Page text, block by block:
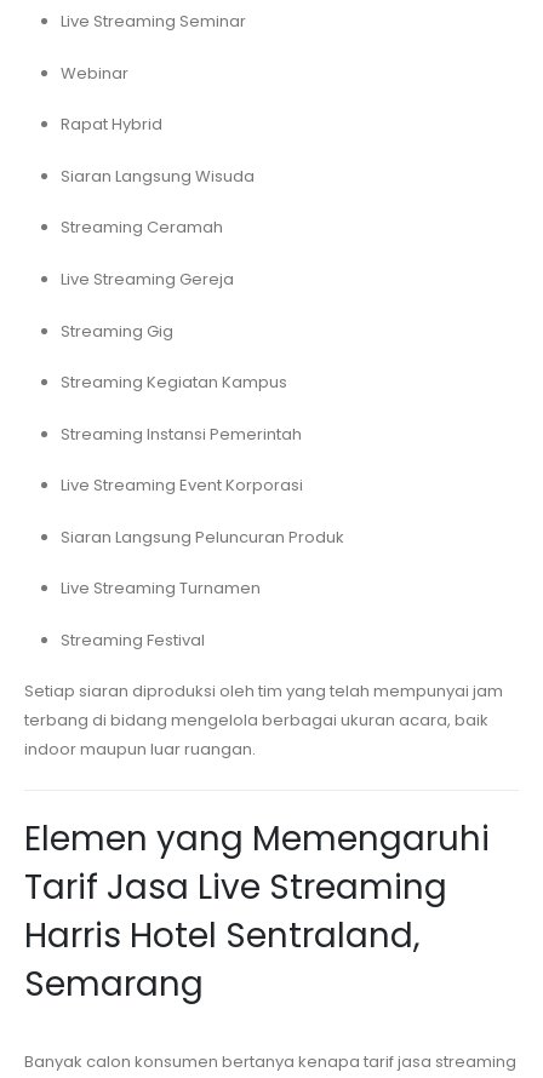
Live Streaming Seminar
Webinar
Rapat Hybrid
Siaran Langsung Wisuda
Streaming Ceramah
Live Streaming Gereja
Streaming Gig
Streaming Kegiatan Kampus
Streaming Instansi Pemerintah
Live Streaming Event Korporasi
Siaran Langsung Peluncuran Produk
Live Streaming Turnamen
Streaming Festival
Setiap siaran diproduksi oleh tim yang telah mempunyai jam
terbang di bidang mengelola berbagai ukuran acara, baik
indoor maupun luar ruangan.
Elemen yang Memengaruhi
Tarif Jasa Live Streaming
Harris Hotel Sentraland,
Semarang
Banyak calon konsumen bertanya kenapa tarif jasa streaming